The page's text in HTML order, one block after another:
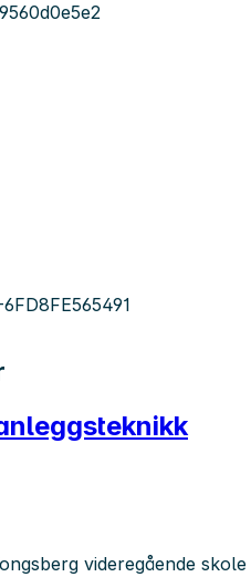
videregående skole